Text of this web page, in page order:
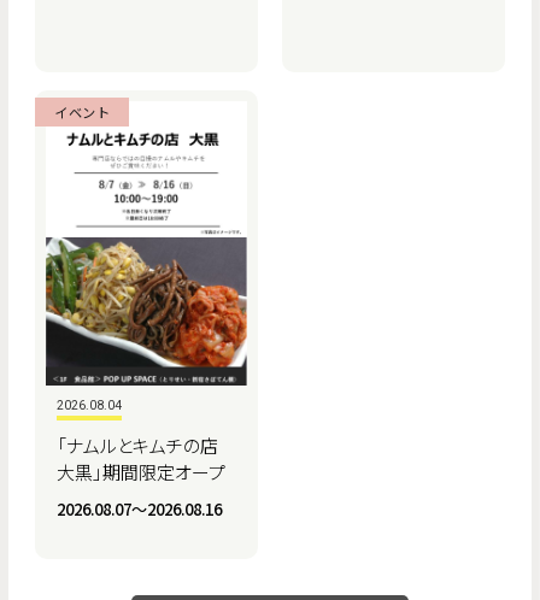
イベント
2026.08.04
「ナムルとキムチの店
大黒」期間限定オープ
ン
2026.08.07〜2026.08.16